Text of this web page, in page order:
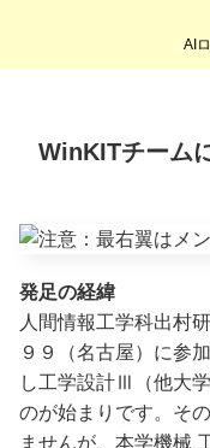
AI
WinKITチーム
発足の経緯
人間情報工学科出村
９９（名古屋）に参
し工学設計Ⅲ（他大
のが始まりです。そ
ませんが、本学機械